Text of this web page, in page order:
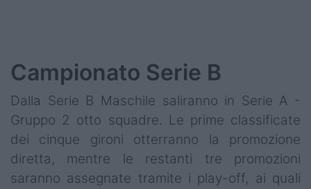
Campionato Serie B
Dalla Serie B Maschile saliranno in Serie A -
Gruppo 2 otto squadre. Le prime classificate
dei cinque gironi otterranno la promozione
diretta, mentre le restanti tre promozioni
saranno assegnate tramite i play-off, ai quali